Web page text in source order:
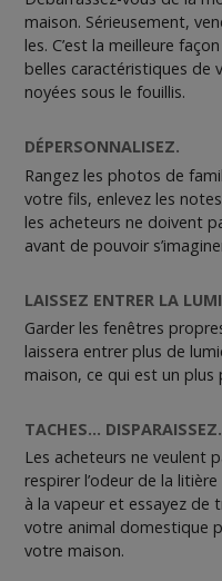
maison. Sérieusement,
les. C’est la meilleure
belles caractéristiques de
noyées sous le fouillis.
DÉPERSONNALISEZ.
Rangez les photos de
votre fils, enlevez les
les acheteurs ne doivent
avant de pouvoir
LAISSEZ ENTRER LA
Garder les fenêtres
laissera entrer plus de
maison, ce qui est un
TACHES... DISPARAISSEZ.
Les acheteurs ne veulent
respirer l’odeur de la
à la vapeur et essayez de
votre animal domestique
votre maison.